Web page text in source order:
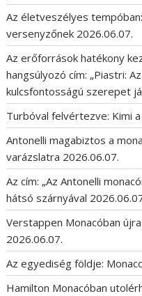
Az életveszélyes
versenyzőnek 2026.06.07.
Az erőforrások hatékony
hangsúlyozó cím: „Piastri:
kulcsfontosságú szerepet
Turbóval felvértezve: Kimi
Antonelli magabiztos a
varázslatra 2026.06.07.
Az cím: „Az Antonelli
hátsó szárnyával
Verstappen Monacóban
2026.06.07.
Az egyediség földje:
Hamilton Monacóban